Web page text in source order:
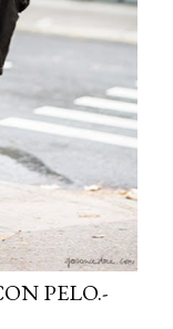
PELO.-